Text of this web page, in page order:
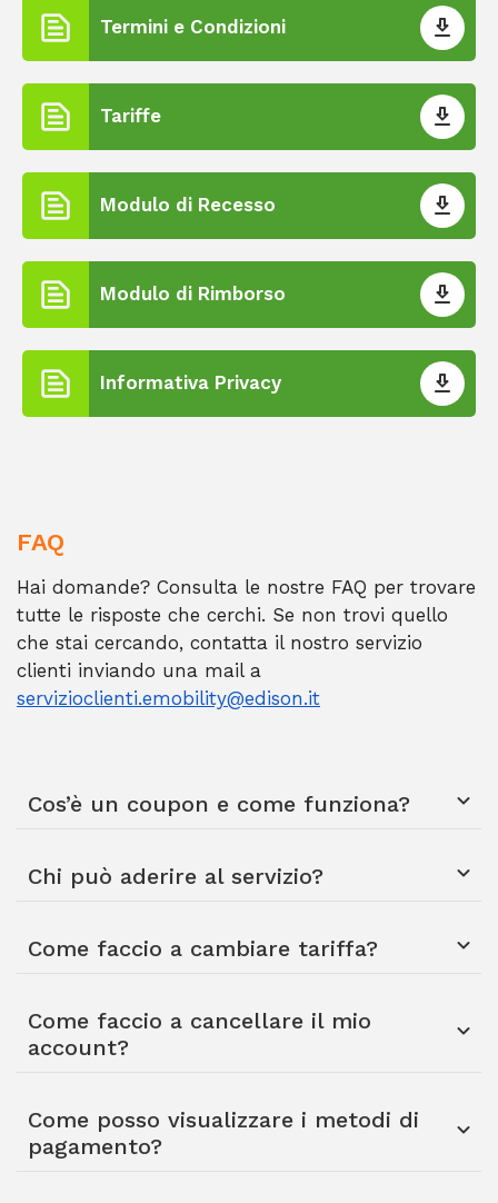
Termini e Condizioni
Tariffe
Modulo di Recesso
Modulo di Rimborso
Informativa Privacy
FAQ
Hai domande? Consulta le nostre FAQ per trovare
tutte le risposte che cerchi. Se non trovi quello
che stai cercando, contatta il nostro servizio
clienti inviando una mail a
servizioclienti.emobility@edison.it
Cos’è un coupon e come funziona?
Chi può aderire al servizio?
Come faccio a cambiare tariffa?
Come faccio a cancellare il mio
account?
Come posso visualizzare i metodi di
pagamento?